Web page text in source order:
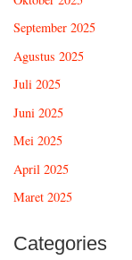
September 2025
Agustus 2025
Juli 2025
Juni 2025
Mei 2025
April 2025
Maret 2025
Categories